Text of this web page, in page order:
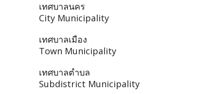
เทศบาลนคร
City Municipality
เทศบาลเมือง
Town Municipality
เทศบาลตำบล
Subdistrict Municipality